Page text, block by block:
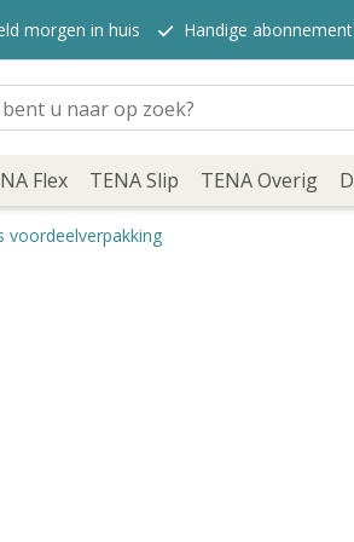
morgen in huis Handige
Flex TENA Slip TENA Overig
voordeelverpakking